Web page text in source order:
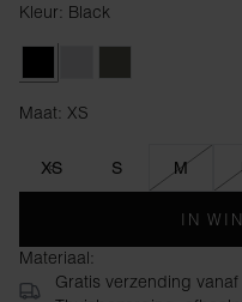
Kleur: Black
Maat: XS
XS S M
IN
Materiaal:
Gratis verzending vanaf